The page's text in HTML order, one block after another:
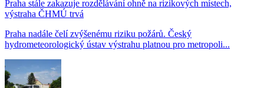
Praha stále zakazuje rozdělávání ohně na rizikových místech,
výstraha ČHMÚ trvá
Praha nadále čelí zvýšenému riziku požárů. Český
hydrometeorologický ústav výstrahu platnou pro metropoli...